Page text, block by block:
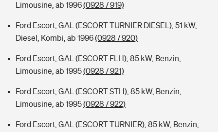
Limousine, ab 1996(0928 / 919)
Ford Escort, GAL (ESCORT TURNIER DIESEL), 51 kW,
Diesel, Kombi, ab 1996(0928 / 920)
Ford Escort, GAL (ESCORT FLH), 85 kW, Benzin,
Limousine, ab 1995(0928 / 921)
Ford Escort, GAL (ESCORT STH), 85 kW, Benzin,
Limousine, ab 1995(0928 / 922)
Ford Escort, GAL (ESCORT TURNIER), 85 kW, Benzin,